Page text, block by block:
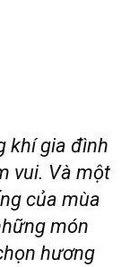
khí gia đình
vui. Và một
của mùa
món
hương